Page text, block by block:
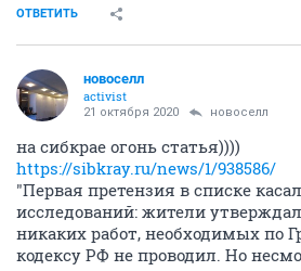
ОТВЕТИТЬ
новоселл
activist
21 октября 2020 новоселл
на сибкрае огонь статья))))
https://sibkray.ru/news/1/938586/
"Первая претензия в списке
исследований: жители
никаких работ, необходимых по
кодексу РФ не проводил. Но